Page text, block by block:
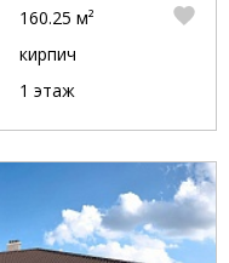
160.25 м²
кирпич
1 этаж